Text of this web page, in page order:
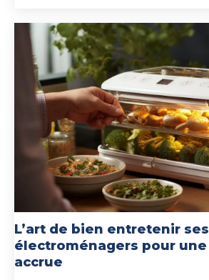
L’art de bien entretenir ses
électroménagers pour
accrue